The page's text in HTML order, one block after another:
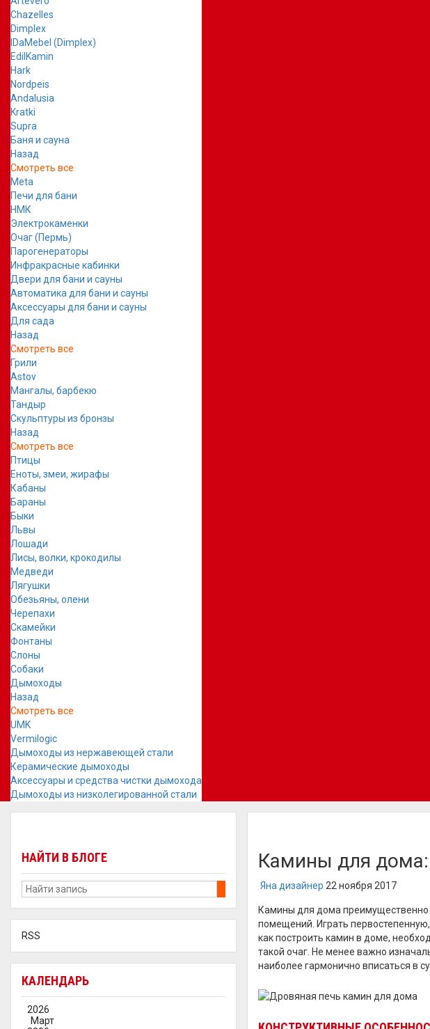
Chazelles
Dimplex
IDaMebel (Dimplex)
EdilKamin
Hark
Nordpeis
Andalusia
Kratki
Supra
Баня и сауна
Назад
Смотреть все
Meta
Печи для бани
НМК
Электрокаменки
Очаг (Пермь)
Парогенераторы
Инфракрасные кабинки
Двери для бани и сауны
Автоматика для бани и сауны
Аксессуары для бани и сауны
Для сада
Назад
Смотреть все
Грили
Astov
Мангалы, барбекю
Тандыр
Скульптуры из бронзы
Назад
Смотреть все
Птицы
Еноты, змеи, жирафы
Кабаны
Бараны
Быки
Львы
Лошади
Лисы, волки, крокодилы
Медведи
Лягушки
Обезьяны, олени
Черепахи
Скамейки
Фонтаны
Слоны
Собаки
Дымоходы
Назад
Смотреть все
UMK
Vermilogic
Дымоходы из нержавеющей стали
Керамические дымоходы
Аксессуары и средства чистки дымохода
Дымоходы из низколегированной стали
НАЙТИ В БЛОГЕ
RSS
КАЛЕНДАРЬ
2026
Март
Камины для дома:
Яна дизайнер 22 ноября 2017
Камины для дома преимущественно
помещений. Играть
как построить камин в доме,
такой очаг. Не менее важно
наиболее гармонично вписаться в